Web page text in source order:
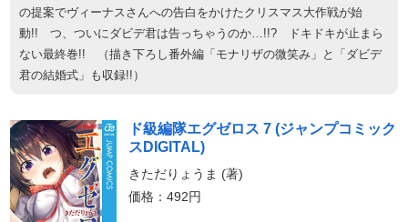
の提案でヴィーナスさんへの告白をかけたクリスマス大作戦が始
動!! つ、ついにダビデ君は告っちゃうのか…!!? ドキドキが止まら
ない最終巻!! （描き下ろし番外編「モナリザの微笑み」と「ダビデ
君の結婚式」も収録!!）
ド級編隊エグゼロス 7 (ジャンプコミック
スDIGITAL)
きただりょうま (著)
価格：492円